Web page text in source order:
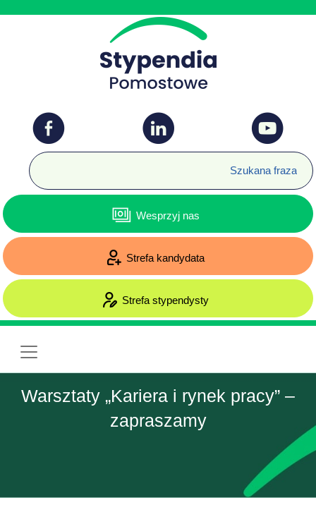
Wesprzyj nas
Strefa kandydata
Strefa stypendysty
Warsztaty „Kariera i rynek pracy” –
zapraszamy